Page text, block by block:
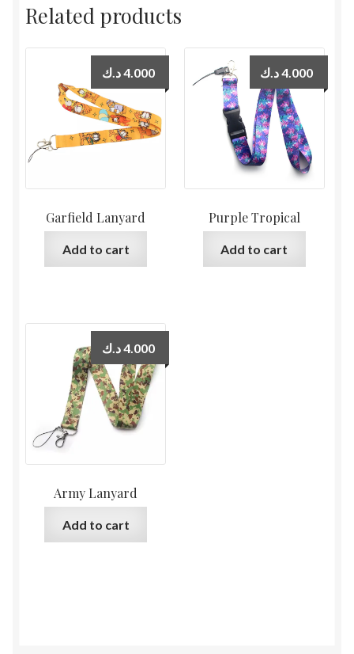
Related products
Garfield Lanyard
4.000د.ك
Add to cart
Purple Tropical
4.000د.ك
Add to cart
Army Lanyard
4.000د.ك
Add to cart